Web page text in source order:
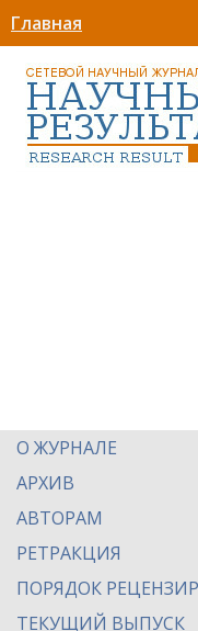
Главная
О ЖУРНАЛЕ
АРХИВ
АВТОРАМ
РЕТРАКЦИЯ
ПОРЯДОК
ТЕКУЩИЙ ВЫПУСК